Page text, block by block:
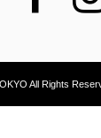
All Rights